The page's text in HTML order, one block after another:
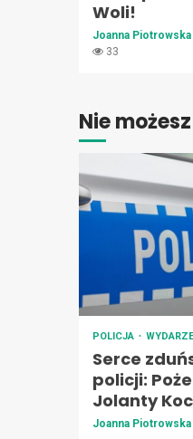
Woli!
Joanna Piotrowska
33
Nie
POLICJA
Serce
policji:
Jolanty
Joanna Piotrowska